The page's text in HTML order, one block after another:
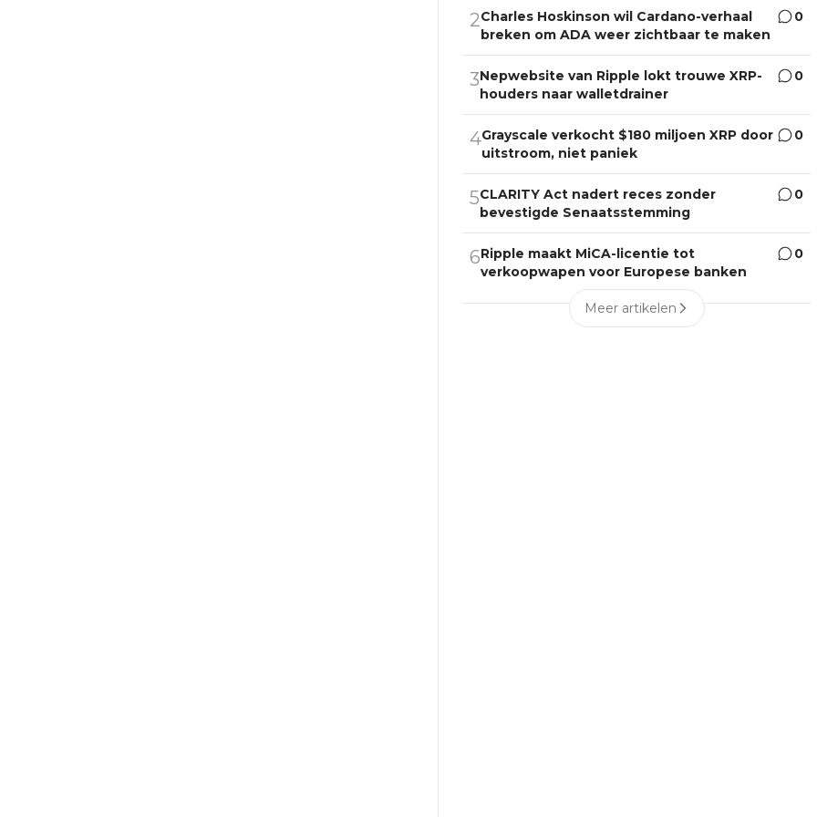
2Charles Hoskinson wil Cardano-verhaal
breken om ADA weer zichtbaar te maken
0
3Nepwebsite van Ripple lokt trouwe XRP-
houders naar walletdrainer
0
4Grayscale verkocht $180 miljoen XRP door
uitstroom, niet paniek
0
5CLARITY Act nadert reces zonder
bevestigde Senaatsstemming
0
6Ripple maakt MiCA-licentie tot
verkoopwapen voor Europese banken
0
Meer artikelen